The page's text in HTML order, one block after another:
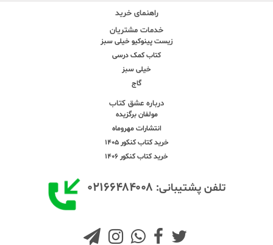
راهنمای خرید
خدمات مشتریان
زیست پینوکیو خیلی سبز
کتاب کمک درسی
خیلی سبز
گاج
درباره عشق کتاب
مولفان برگزیده
انتشارات مهروماه
خرید کتاب کنکور 1405
خرید کتاب کنکور 1406
تلفن پشتیبانی: ۰۲۱۶۶۴۸۴۰۰۸